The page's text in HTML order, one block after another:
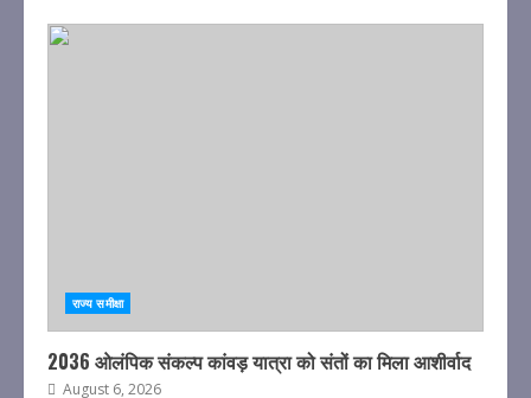
राज्य समीक्षा
2036 ओलंपिक संकल्प कांवड़ यात्रा को संतों का मिला आशीर्वाद
August 6, 2026